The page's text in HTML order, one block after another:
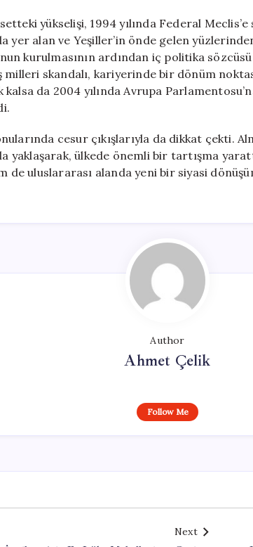
yükselişi, 1994 yılında Federal Meclis’e
yer alan ve Yeşiller’in önde gelen
kurulmasının ardından iç politika
milleri skandalı, kariyerinde bir dönüm
da 2004 yılında Avrupa
cesur çıkışlarıyla da dikkat çekti.
yaklaşarak, ülkede önemli bir tartışma
de uluslararası alanda yeni bir siyasi
Author
Ahmet Çelik
Follow Me
Next